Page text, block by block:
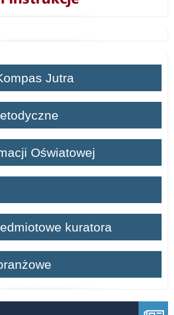
Jutra
Oświatowej
kuratora